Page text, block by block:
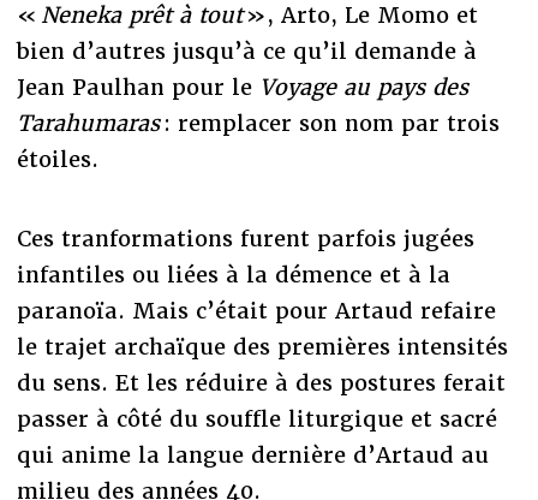
« Neneka prêt à tout», Arto, Le Momo et
bien d’autres jusqu’à ce qu’il demande à
Jean Paulhan pour le Voyage au pays des
Tarahumaras: remplacer son nom par trois
étoiles.
Ces tranformations furent parfois jugées
infantiles ou liées à la démence et à la
paranoïa. Mais c’était pour Artaud refaire
le trajet archaïque des premières intensités
du sens. Et les réduire à des postures ferait
passer à côté du souffle liturgique et sacré
qui anime la langue dernière d’Artaud au
milieu des années 40.